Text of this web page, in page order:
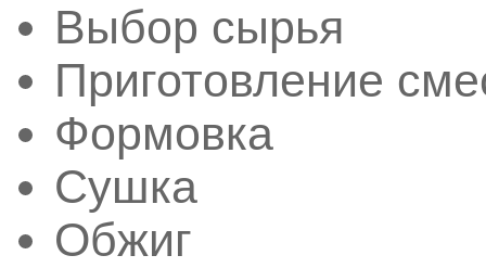
Выбор сырья
Приготовление
Формовка
Сушка
Обжиг